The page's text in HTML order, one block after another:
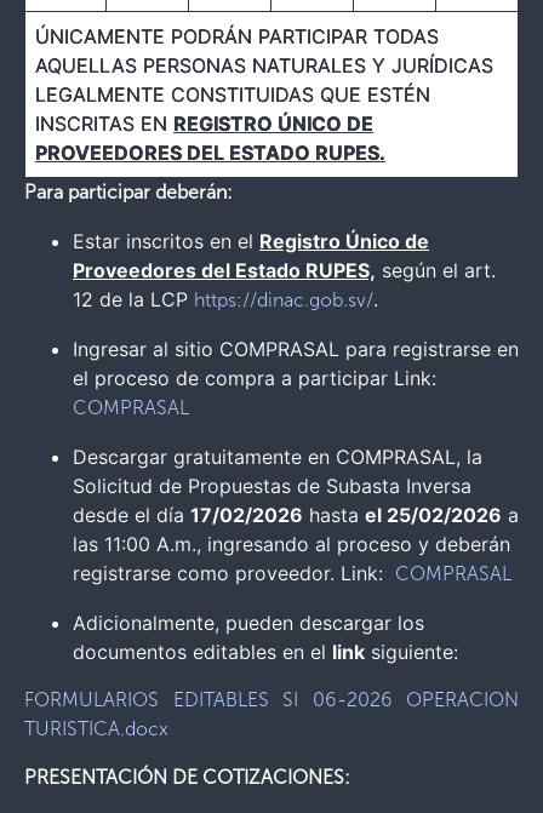
ÚNICAMENTE PODRÁN PARTICIPAR TODAS
AQUELLAS PERSONAS NATURALES Y JURÍDICAS
LEGALMENTE CONSTITUIDAS QUE ESTÉN
INSCRITAS EN REGISTRO ÚNICO DE
PROVEEDORES DEL ESTADO RUPES.
Para participar deberán:
Estar inscritos en el Registro Único de
Proveedores del Estado RUPES, según el art.
12 de la LCP https://dinac.gob.sv/.
Ingresar al sitio COMPRASAL para registrarse en
el proceso de compra a participar Link:
COMPRASAL
Descargar gratuitamente en COMPRASAL, la
Solicitud de Propuestas de Subasta Inversa
desde el día 17/02/2026 hasta el 25/02/2026 a
las 11:00 A.m., ingresando al proceso y deberán
registrarse como proveedor. Link: COMPRASAL
Adicionalmente, pueden descargar los
documentos editables en el link siguiente:
FORMULARIOS EDITABLES SI 06-2026 OPERACION
TURISTICA.docx
PRESENTACIÓN DE COTIZACIONES: